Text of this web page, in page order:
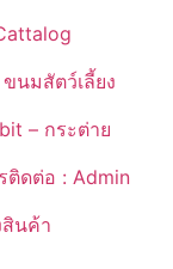
นมสัตว์เลี้ยง
– กระต่าย
ติดต่อ : Admin
สินค้า